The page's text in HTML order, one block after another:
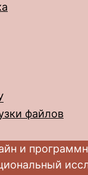
файлов
и